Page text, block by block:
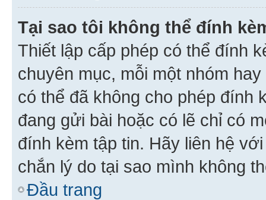
Tại sao tôi không thể đính
Thiết lập cấp phép có thể đính
chuyên mục, mỗi một nhóm
có thể đã không cho phép đính
đang gửi bài hoặc có lẽ chỉ có
đính kèm tập tin. Hãy liên hệ
chắn lý do tại sao mình không
Đầu trang